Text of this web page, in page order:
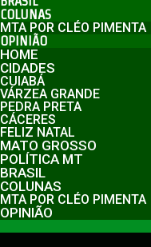
COLUNAS
MTA POR CLÉO PIMENTA
OPINIÃO
HOME
CIDADES
CUIABÁ
VÁRZEA GRANDE
PEDRA PRETA
CÁCERES
FELIZ NATAL
MATO GROSSO
POLÍTICA MT
BRASIL
COLUNAS
MTA POR CLÉO PIMENTA
OPINIÃO